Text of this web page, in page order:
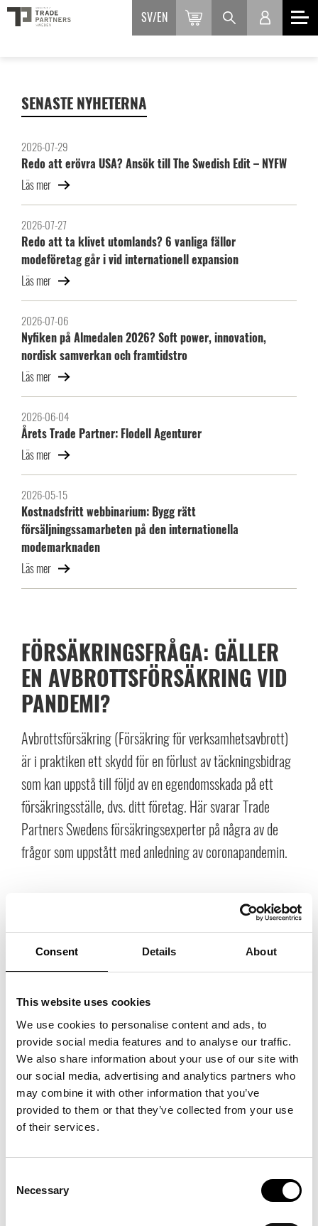
Consent Details About
This website uses cookies
We use cookies to personalise content and ads, to
provide social media features and to analyse our traffic.
We also share information about your use of our site with
our social media, advertising and analytics partners who
may combine it with other information that you’ve
provided to them or that they’ve collected from your use
of their services.
Selection
Necessary
SV EN
SENASTE NYHETERNA
2026-07-29
Redo att erövra USA? Ansök till The Swedish Edit – NYFW
Läs mer
2026-07-27
Redo att ta klivet utomlands? 6 vanliga fällor
modeföretag går i vid internationell expansion
Läs mer
2026-07-06
Nyfiken på Almedalen 2026? Soft power, innovation,
nordisk samverkan och framtidstro
Läs mer
2026-06-04
Årets Trade Partner: Flodell Agenturer
Läs mer
2026-05-15
Kostnadsfritt webbinarium: Bygg rätt
försäljningssamarbeten på den internationella
modemarknaden
Läs mer
FÖRSÄKRINGSFRÅGA: GÄLLER
EN AVBROTTSFÖRSÄKRING VID
PANDEMI?
Avbrottsförsäkring (Försäkring för verksamhetsavbrott)
är i praktiken ett skydd för en förlust av täckningsbidrag
som kan uppstå till följd av en egendomsskada på ett
försäkringsställe, dvs. ditt företag. Här svarar Trade
Partners Swedens försäkringsexperter på några av de
frågor som uppstått med anledning av coronapandemin.
Fråga: Vi har sedan länge planerat att delta i ett
evenemang och står nu inför valet att genomföra
då Regeringen har beslutat att allmänna sammankomster
med fler än 50 personer inte får förekomma. Finns det
uteblivna biljettintäkter eller merkostnader för inställt
evenemang eller utrustning man hyrt?
Vid försäkring för verksamhetsavbrott (Avbrottsförsäkring):
“Nej, eftersom försäkringen ersätter den förlust av täckningsbidrag som
uppstår p.g.a en ersättningsbar egendomsskada (alltså skada på dina
saker/din lokal). Att du inte kan genomföra evenemanget eller måste
göra det utan besökare utgör tyvärr ingen sådan skada.”
mässhall eller liknande, som du har försäkrad p.g.a. en konstaterad
smitta där, så kan försäkringen hjälpa dig med viss ersättning.